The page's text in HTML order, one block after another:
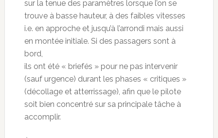
sur la tenue des paramètres lorsque l’on se
trouve à basse hauteur, à des faibles vitesses
i.e. en approche et jusqu’à l’arrondi mais aussi
en montée initiale. Si des passagers sont à
bord,
ils ont été « briefés » pour ne pas intervenir
(sauf urgence) durant les phases « critiques »
(décollage et atterrissage), afin que le pilote
soit bien concentré sur sa principale tâche à
accomplir.